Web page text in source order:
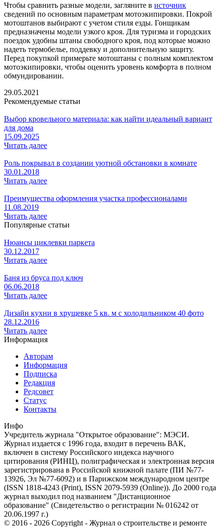
Чтобы сравнить разные модели, загляните в источник
сведений по основным параметрам мотоэкипировки. Покрой
мотоштанов выбирают с учетом стиля езды. Гонщикам
предназначены модели узкого кроя. Для туризма и городских
поездок удобны штаны свободного кроя, под которые можно
надеть термобелье, поддевку и дополнительную защиту.
Перед покупкой примерьте мотоштаны с полным комплектом
мотоэкипировки, чтобы оценить уровень комфорта в полном
обмундировании.
29.05.2021
Рекомендуемые статьи
Выбор кровельного материала: как найти идеальный вариант
для дома
15.09.2025
Читать далее
Роль покрывал в создании уютной обстановки в комнате
30.01.2018
Читать далее
Преимущества оформления участка профессионалами
11.08.2019
Читать далее
Популярные статьи
Нюансы циклевки паркета
30.12.2017
Читать далее
Баня из бруса под ключ
06.06.2018
Читать далее
Дизайн кухни в хрущевке 5 кв. м с холодильником 40 фото
28.12.2016
Читать далее
Информация
Авторам
Информация
Подписка
Редакция
Редсовет
Статус
Контакты
Инфо
Учредитель журнала "Открытое образование": МЭСИ.
Журнал издается с 1996 года, входит в перечень ВАК,
включен в систему Российского индекса научного
цитирования (РИНЦ), полиграфическая и электронная версия
зарегистрирована в Российской книжной палате (ПИ №77-
13926, Эл №77-6092) и в Парижском международном центре
(ISSN 1818-4243 (Print), ISSN 2079-5939 (Online)). До 2000 года
журнал выходил под названием "Дистанционное
образование" (Свидетельство о регистрации № 016242 от
20.06.1997 г.)
© 2016 - 2026 Copyright - Журнал о строительстве и ремонте